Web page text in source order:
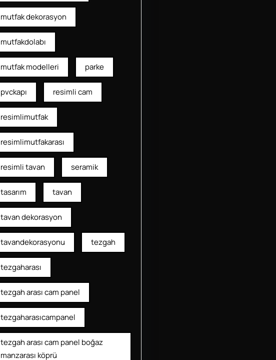
mutfak dekorasyon
mutfakdolabı
mutfak modelleri parke
pvckapı resimli cam
resimlimutfak
resimlimutfakarası
resimli tavan seramik
tasarım tavan
tavan dekorasyon
tavandekorasyonu tezgah
tezgaharası
tezgah arası cam panel
tezgaharasıcampanel
tezgah arası cam panel boğaz
manzarası köprü